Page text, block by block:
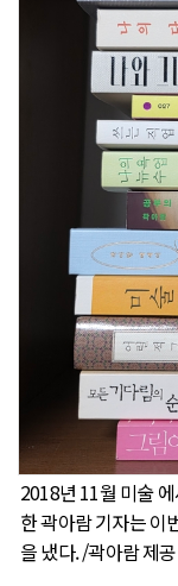
2018년 11월 미술
한 곽아람 기자는 이
을 냈다. /곽아람 제공